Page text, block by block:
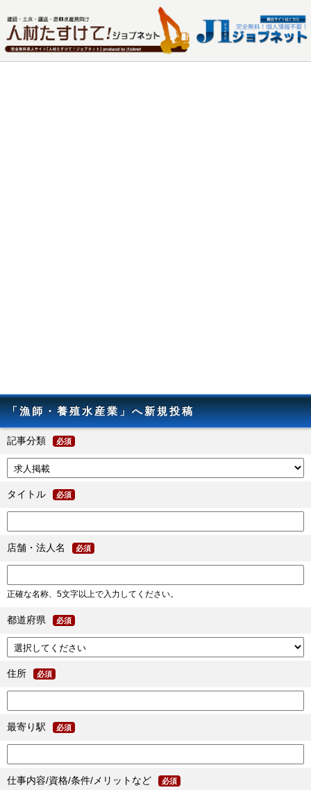
「漁師・養殖水産業」へ新規投稿
記事分類 必須
タイトル 必須
店舗・法人名 必須
正確な名称、5文字以上で入力してください。
都道府県 必須
住所 必須
最寄り駅 必須
仕事内容/資格/条件/メリットなど 必須